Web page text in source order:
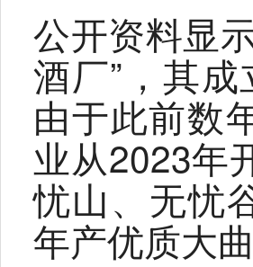
公开资料显
酒厂”，其
由于此前数
业从2023年
忧山、无忧
年产优质大